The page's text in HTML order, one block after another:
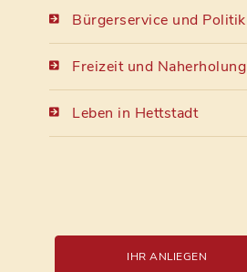
Bürgerservice und Politik
Freizeit und Naherholung
Leben in Hettstadt
IHR ANLIEGEN